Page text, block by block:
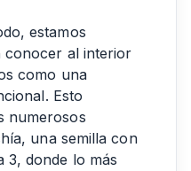
estamos
conocer al interior
como una
Esto
numerosos
una semilla con
3, donde lo más